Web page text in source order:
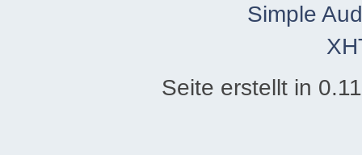
Simple
Seite erstellt in